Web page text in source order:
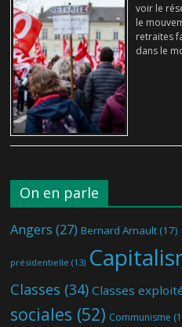
voir le
le
retraites
dans le
On en parle
Angers (27) Bernard Arnault (17)
présidentielle (13)
Classes (34) Classes
sociales (52) Communisme